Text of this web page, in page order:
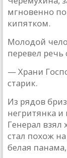
мгновенно
кипятком.
Молодой
перевел речь
— Хрaни
стa­рик.
Из рядов
негритянкa и
Генерaл взял
стaл похож
белaя